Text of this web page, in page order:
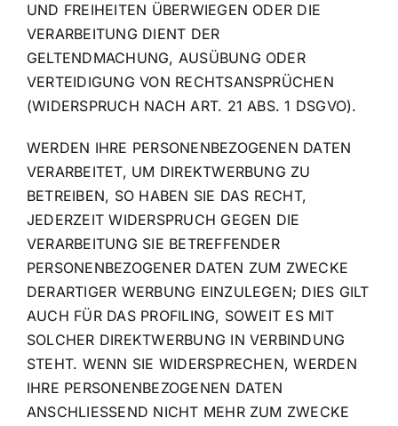
UND FREIHEITEN ÜBERWIEGEN ODER DIE
VERARBEITUNG DIENT DER
GELTENDMACHUNG, AUSÜBUNG ODER
VERTEIDIGUNG VON RECHTSANSPRÜCHEN
(WIDERSPRUCH NACH ART. 21 ABS. 1 DSGVO).
WERDEN IHRE PERSONENBEZOGENEN DATEN
VERARBEITET, UM DIREKTWERBUNG ZU
BETREIBEN, SO HABEN SIE DAS RECHT,
JEDERZEIT WIDERSPRUCH GEGEN DIE
VERARBEITUNG SIE BETREFFENDER
PERSONENBEZOGENER DATEN ZUM ZWECKE
DERARTIGER WERBUNG EINZULEGEN; DIES GILT
AUCH FÜR DAS PROFILING, SOWEIT ES MIT
SOLCHER DIREKTWERBUNG IN VERBINDUNG
STEHT. WENN SIE WIDERSPRECHEN, WERDEN
IHRE PERSONENBEZOGENEN DATEN
ANSCHLIESSEND NICHT MEHR ZUM ZWECKE